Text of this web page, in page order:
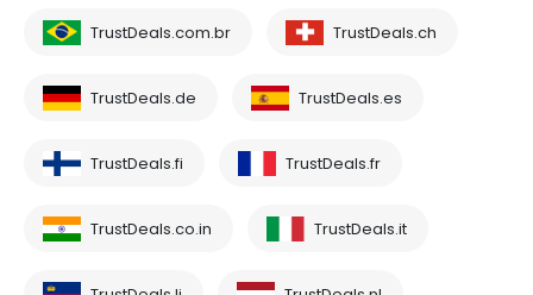
TrustDeals.com.br TrustDeals.ch
TrustDeals.de TrustDeals.es
TrustDeals.fi TrustDeals.fr
TrustDeals.co.in TrustDeals.it